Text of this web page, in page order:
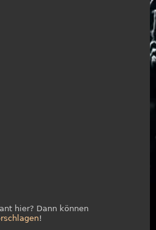
hier? Dann können
!